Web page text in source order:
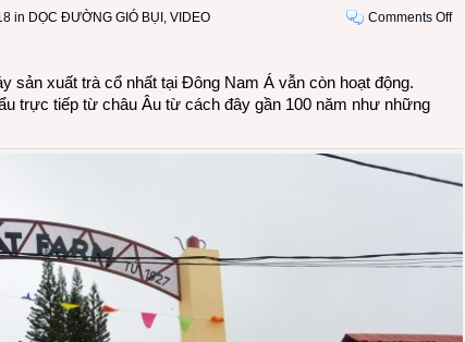
in DỌC ĐƯỜNG GIÓ BỤI , VIDEO Comments Offon
trà
Đất
sản xuất trà cổ nhất tại Đông Nam Á vẫn còn hoạt động.
trực tiếp từ châu Âu từ cách đây gần 100 năm như những